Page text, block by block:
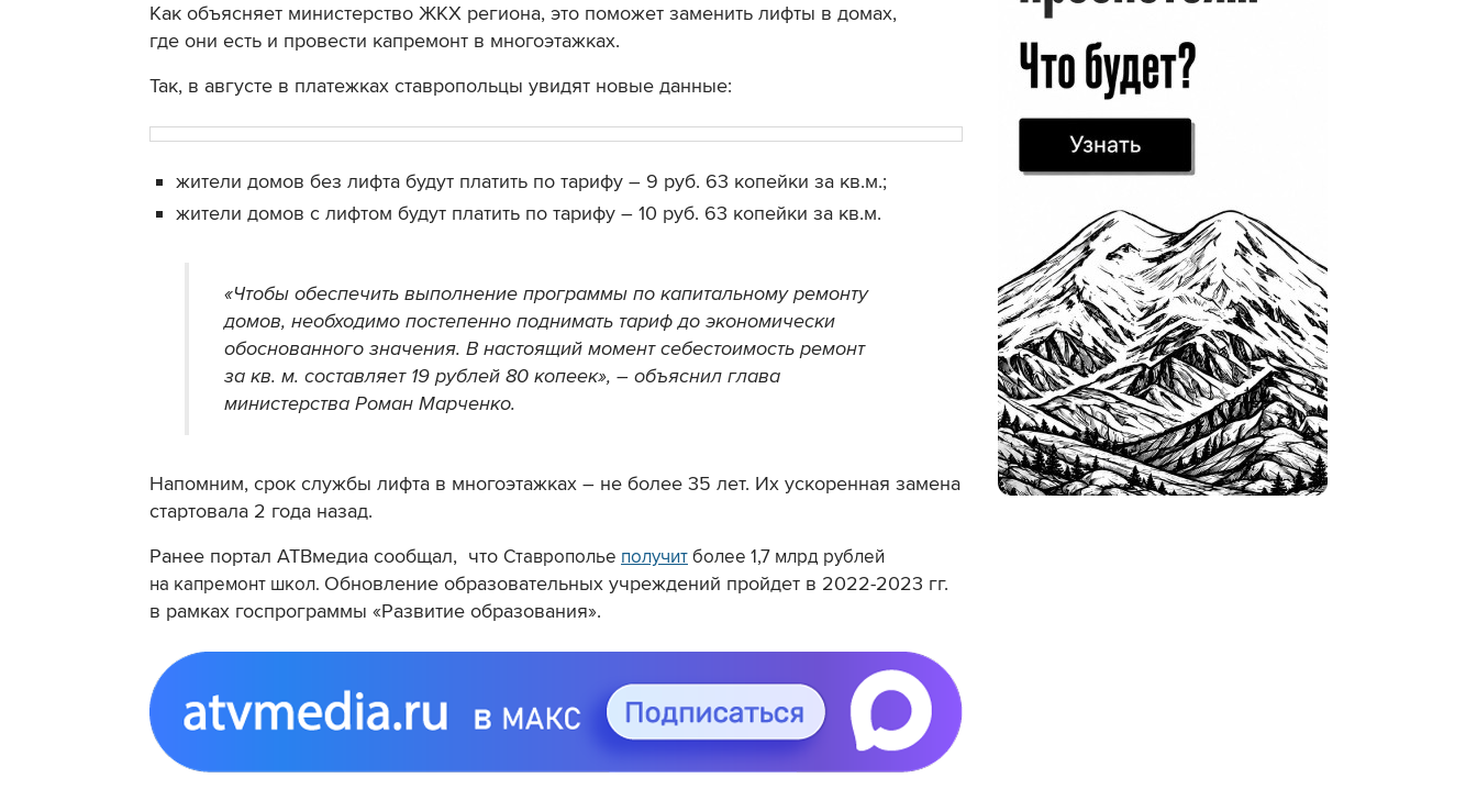
Как объясняет министерство ЖКХ региона, это поможет заменить лифты в домах,
где они есть и провести капремонт в многоэтажках.
Так, в августе в платежках ставропольцы увидят новые данные:
жители домов без лифта будут платить по тарифу – 9 руб. 63 копейки за кв.м.;
жители домов с лифтом будут платить по тарифу – 10 руб. 63 копейки за кв.м.
«Чтобы обеспечить выполнение программы по капитальному ремонту
домов, необходимо постепенно поднимать тариф до экономически
обоснованного значения. В настоящий момент себестоимость ремонт
за кв. м. составляет 19 рублей 80 копеек», – объяснил глава
министерства Роман Марченко.
Напомним, срок службы лифта в многоэтажках – не более 35 лет. Их ускоренная замена
стартовала 2 года назад.
Ранее портал АТВмедиа сообщал, что Ставрополье получитболее 1,7 млрд рублей
на капремонт школ. Обновление образовательных учреждений пройдет в 2022-2023 гг.
в рамках госпрограммы «Развитие образования».